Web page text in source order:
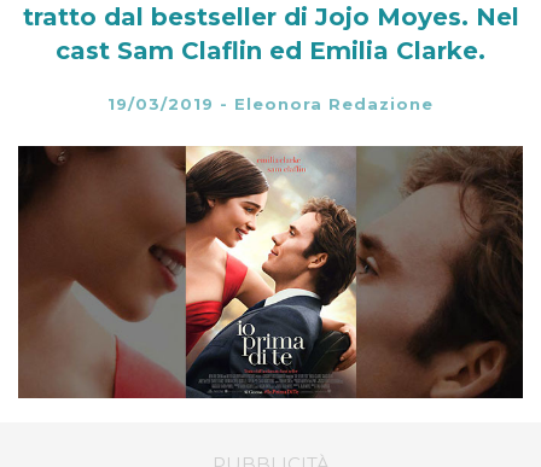
tratto dal bestseller di Jojo Moyes. Nel
cast Sam Claflin ed Emilia Clarke.
19/03/2019 - Eleonora Redazione